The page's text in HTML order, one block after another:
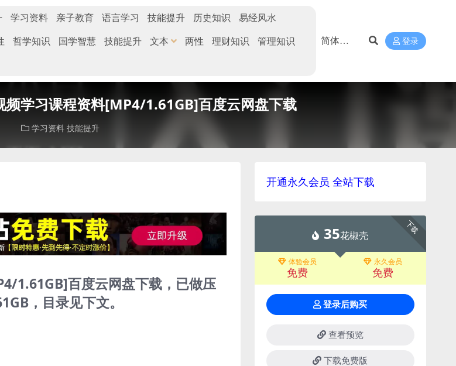
学习资料 亲子教育 语言学习 技能提升 历史知识
易经风水
哲学知识 国学智慧 技能提升 文本 两性 理财知识
管理知识
登录
频学习课程资料[MP4/1.61GB]百度云网盘下载
学习资料 技能提升
1.61GB]百度云网盘下载，已做压
，目录见下文。
开通永久会员 全站下载
下载
35花椒壳
体验会员
免费
永久会员
免费
登录后购买
查看预览
下载免费版